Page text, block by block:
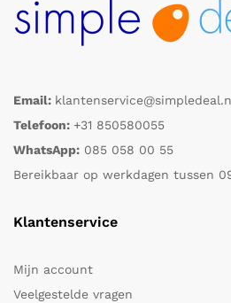
Email:
Telefoon: +31 850580055
WhatsApp: 085 058 00 55
Bereikbaar op werkdagen tussen
Klantenservice
Mijn account
Veelgestelde vragen